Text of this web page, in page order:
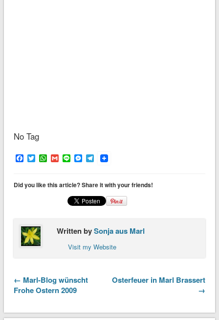
No Tag
Facebook
TwitterWhatsApp
Gmail
LineMessenger
Telegram
Did you like this article? Share it with your friends!
Written bySonja aus Marl
Visit my Website
← Marl-Blog wünscht
Frohe Ostern 2009
Osterfeuer in Marl Brassert
→